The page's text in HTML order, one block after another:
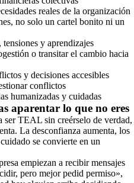
reales de la organización
no solo un cartel bonito ni un
y aprendizajes
o transitar el cambio hacia
y decisiones accesibles
conflictos
humanizadas y cuidadas
aparentar lo que no eres
ser TEAL sin creérselo de verdad,
La desconfianza aumenta, los
se convierte en un
empiezan a recibir mensajes
pero mejor pedid permiso»,